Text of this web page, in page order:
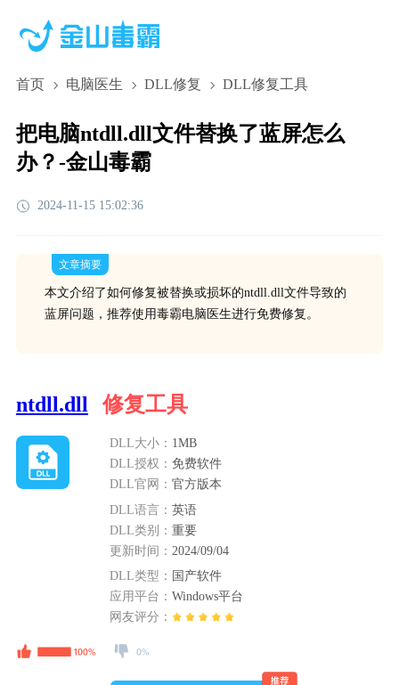
首页 电脑医生 DLL修复 DLL修复工具
把电脑ntdll.dll文件替换了蓝屏怎么
办？-金山毒霸
2024-11-15 15:02:36
文章摘要
本文介绍了如何修复被替换或损坏的ntdll.dll文件导致的
蓝屏问题，推荐使用毒霸电脑医生进行免费修复。
ntdll.dll 修复工具
DLL大小： 1MB
DLL授权： 免费软件
DLL官网： 官方版本
DLL语言： 英语
DLL类别： 重要
更新时间： 2024/09/04
DLL类型： 国产软件
应用平台： Windows平台
网友评分：